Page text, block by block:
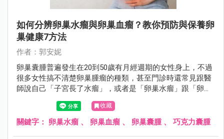
如何分辨卵巢水瘤與卵巢血瘤？教你預防與保養卵
巢健康7方法
作者：郭安妮
卵巢囊腫普遍發生在20到50歲有月經週期的女性身上，不過
很多女性搞不清楚卵巢腫瘤的種類，甚至門診時還常見跟醫
師說自己「子宮長了水瘤」，或者是「卵巢水瘤」跟「卵巢
血瘤」分不清楚，女性朋友應該要認識什麼是卵巢囊腫。
收藏
關鍵字： 卵巢水瘤 、 卵巢血瘤 、 卵巢囊腫、 巧克力囊腫